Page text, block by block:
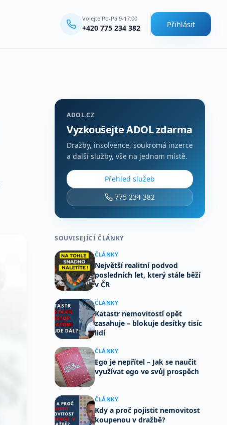
Volejte Po-Pá 9-17:00
+420 775 234 382 Přihlásit
ADOL.CZ
Vyzkoušejte ADOL zdarma
Dražby, insolvence, soukromá inzerce
a další služby, vše na jednom místě.
Přehled služeb
775 234 382
SOUVISEJÍCÍ ČLÁNKY
ČLÁNKY
Největší realitní podvod
posledních let, který stále běží
v ČR
ČLÁNKY
Katastr nemovitostí opět
zasahuje – blokuje desítky tisíc
lidí
ČLÁNKY
Ego je nepřítel – Jak se naučit
využívat ego ve svůj prospěch
ČLÁNKY
Kdy a proč pojistit nemovitost
koupenou v dražbě?